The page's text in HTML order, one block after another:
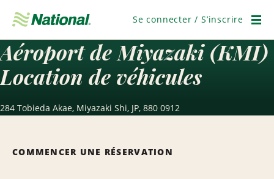
navigation
Se connecter / S’inscrire
Aéroport de Miyazaki (KMI)
Location de véhicules
284 Tobieda Akae, Miyazaki Shi, JP, 880 0912
COMMENCER UNE RÉSERVATION